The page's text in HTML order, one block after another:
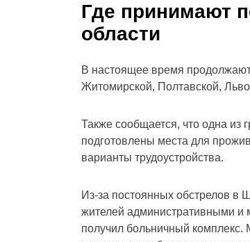
Где принимают
области
В настоящее время
Житомирской, Полтавской,
Также сообщается, что одна из
подготовлены места для
варианты трудоустройства.
Из-за постоянных обстрелов в
жителей административными и
получил больничный комплекс.